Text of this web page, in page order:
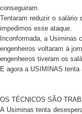
conseguiram.
Tentaram reduzir o
impedimos esse ataque.
Inconformada, a Usiminas
engenheiros voltaram à
engenheiros tiveram os
E agora a USIMINAS
OS TÉCNICOS SÃO
A Usiminas tenta